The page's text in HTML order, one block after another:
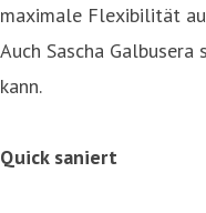
maximale Flexibilität
Auch Sascha
kann.
Quick saniert